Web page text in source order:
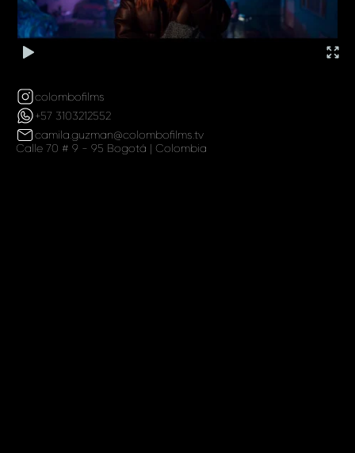
colombofilms
+57 3103212552
camila.guzman@colombofilms.tv
Calle 70 # 9 - 95 Bogotá | Colombia